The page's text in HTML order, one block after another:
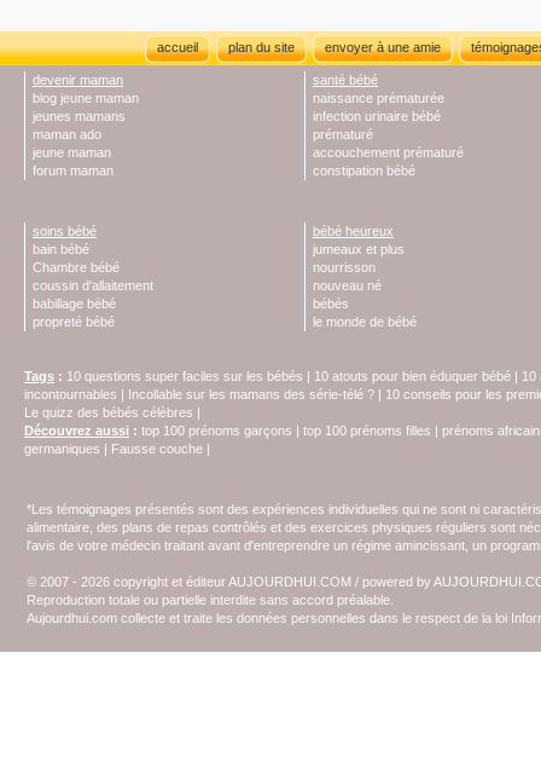
accueil plan du site envoyer à une amie
devenir maman
blog jeune maman
jeunes mamans
maman ado
jeune maman
forum maman
santé bébé
naissance prématurée
infection urinaire bébé
prématuré
accouchement prématuré
constipation bébé
soins bébé
bain bébé
Chambre bébé
coussin d'allaitement
babillage bébé
propreté bébé
bébé heureux
jumeaux et plus
nourrisson
nouveau né
bébés
le monde de bébé
Tags : 10 questions super faciles sur les bébés | 10 atouts pour bien éduquer bébé | 10
incontournables | Incollable sur les mamans des série-télé ? | 10 conseils pour les
Le quizz des bébés célèbres |
Découvrez aussi : top 100 prénoms garçons | top 100 prénoms filles | prénoms
germaniques | Fausse couche |
*Les témoignages présentés sont des expériences individuelles qui ne sont ni
alimentaire, des plans de repas contrôlés et des exercices physiques réguliers sont
l'avis de votre médecin traitant avant d'entreprendre un régime amincissant, un
© 2007 - 2026 copyright et éditeur AUJOURDHUI.COM / powered by
Reproduction totale ou partielle interdite sans accord préalable.
Aujourdhui.com collecte et traite les données personnelles dans le respect de la loi